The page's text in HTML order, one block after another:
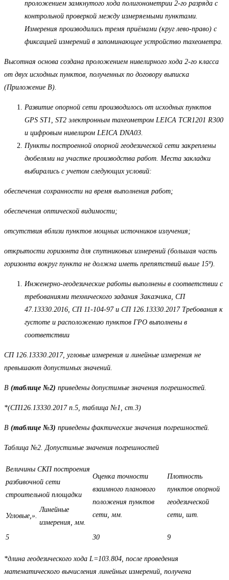
проложением замкнутого хода полигонометрии 2-го разряда с
контрольной проверкой между измеряемыми пунктами.
Измерения производились тремя приёмами (круг лево-право) с
фиксацией измерений в запоминающее устройство тахеометра.
Высотная основа создана проложением нивелирного хода 2-го класса
от двух исходных пунктов, полученных по договору выписка
(Приложение В).
Развитие опорной сети производилось от исходных пунктов
GPS ST1, ST2 электронным тахеометром LEICA TCR1201 R300
и цифровым нивелиром LEICA DNA03.
Пункты построенной опорной геодезической сети закреплены
дюбелями на участке производства работ. Места закладки
выбирались с учетом следующих условий:
обеспечения сохранности на время выполнения работ;
обеспечения оптической видимости;
отсутствия вблизи пунктов мощных источников излучения;
открытости горизонта для спутниковых измерений (большая часть
горизонта вокруг пункта не должна иметь препятствий выше 15º).
Инженерно-геодезические работы выполнены в соответствии с
требованиями технического задания Заказчика, СП
47.13330.2016, СП 11-104-97 и СП 126.13330.2017 Требования к
густоте и расположению пунктов ГРО выполнены в
соответствии
СП 126.13330.2017, угловые измерения и линейные измерения не
превышают допустимых значений.
В (таблице №2) приведены допустимые значения погрешностей.
*(СП126.13330.2017 п.5, таблица №1, ст.3)
В (таблице №3) приведены фактические значения погрешностей.
Таблица №2. Допустимые значения погрешностей
Величины СКП построения
разбивочной сети
строительной площадки
Оценка точности
взаимного планового
положения пунктов
сети, мм.
Плотность
пунктов опорной
геодезической
сети, шт.
Угловые,».
Линейные
измерения, мм.
5
30 9
*длина геодезического хода L=103.804, после проведения
математического вычисления линейных измерений, получена